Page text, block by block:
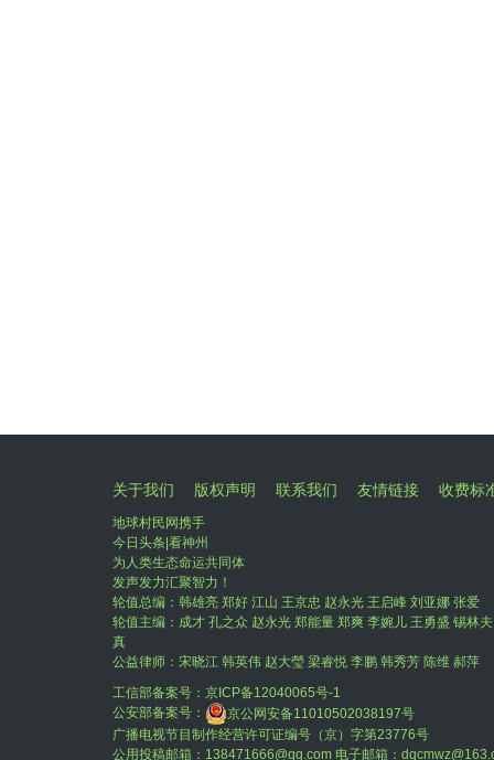
关于我们 版权声明 联系我们 友情链接 收费标
地球村民网携手
今日头条|看神州
为人类生态命运共同体
发声发力汇聚智力！
轮值总编：韩雄亮 郑好 江山 王京忠 赵永光 王启峰 刘亚娜 张爱
轮值主编：成才 孔之众 赵永光 郑能量 郑爽 李婉儿 王勇盛 锡林
真
公益律师：宋晓江 韩英伟 赵大瑩 梁睿悦 李鹏 韩秀芳 陈维 郝萍
工信部备案号： 京ICP备12040065号-1
公安部备案号：
京公网安备11010502038197号
广播电视节目制作经营许可证编号（京）字第23776号
公用投稿邮箱：138471666@qq.com 电子邮箱：